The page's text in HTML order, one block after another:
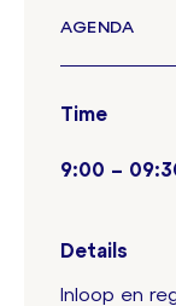
AGENDA
Time
9:00 –
Details
Inloop en